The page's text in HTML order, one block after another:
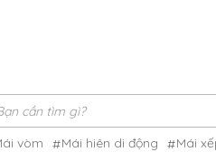
vòm Mái hiên di động Mái